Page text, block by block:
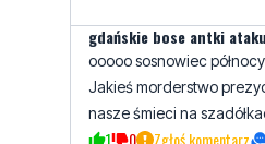
nasze śmieci na
1 0 Zgłoś komentarz
GWE ukwiecone psimi
stolczykami